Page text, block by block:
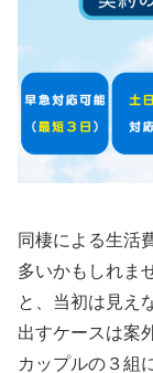
同棲による生活
多いかもしれま
と、当初は見え
出すケースは案
カップルの３組